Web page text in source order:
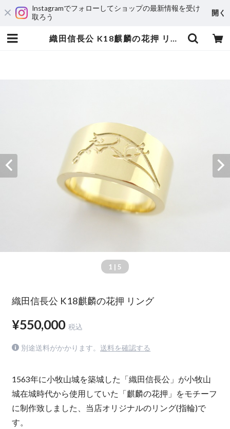
Instagramでフォローしてショップの最新情報を受け
取ろう
開く
織田信長公 K18麒麟の花押 リング | 宝飾工房 Ｋ’ｓ ＣＲＡＦＴ
1 | 5
織田信長公 K18麒麟の花押 リング
¥550,000 税込
別途送料がかかります。 送料を確認する
1563年に小牧山城を築城した「織田信長公」が小牧山
城在城時代から使用していた「麒麟の花押」をモチーフ
に制作致しました、当店オリジナルのリング(指輪)で
す。